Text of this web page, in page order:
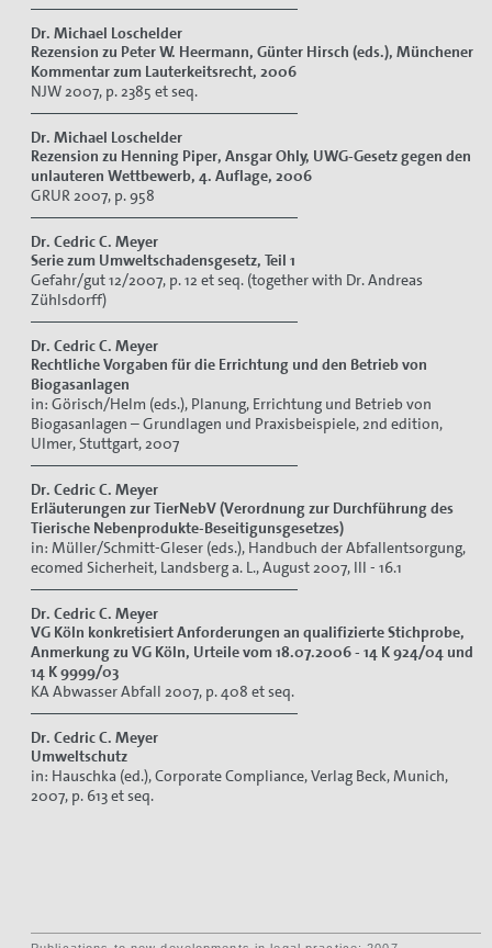
Dr. Michael Loschelder
Rezension zu Peter W. Heermann, Günter Hirsch (eds.), Münchener
Kommentar zum Lauterkeitsrecht, 2006
NJW 2007, p. 2385 et seq.
Dr. Michael Loschelder
Rezension zu Henning Piper, Ansgar Ohly, UWG-Gesetz gegen den
unlauteren Wettbewerb, 4. Auflage, 2006
GRUR 2007, p. 958
Dr. Cedric C. Meyer
Serie zum Umweltschadensgesetz, Teil 1
Gefahr/gut 12/2007, p. 12 et seq. (together with Dr. Andreas
Zühlsdorff)
Dr. Cedric C. Meyer
Rechtliche Vorgaben für die Errichtung und den Betrieb von
Biogasanlagen
in: Görisch/Helm (eds.), Planung, Errichtung und Betrieb von
Biogasanlagen – Grundlagen und Praxisbeispiele, 2nd edition,
Ulmer, Stuttgart, 2007
Dr. Cedric C. Meyer
Erläuterungen zur TierNebV (Verordnung zur Durchführung des
Tierische Nebenprodukte-Beseitigunsgesetzes)
in: Müller/Schmitt-Gleser (eds.), Handbuch der Abfallentsorgung,
ecomed Sicherheit, Landsberg a. L., August 2007, III - 16.1
Dr. Cedric C. Meyer
VG Köln konkretisiert Anforderungen an qualifizierte Stichprobe,
Anmerkung zu VG Köln, Urteile vom 18.07.2006 - 14 K 924/04 und
14 K 9999/03
KA Abwasser Abfall 2007, p. 408 et seq.
Dr. Cedric C. Meyer
Umweltschutz
in: Hauschka (ed.), Corporate Compliance, Verlag Beck, Munich,
2007, p. 613 et seq.